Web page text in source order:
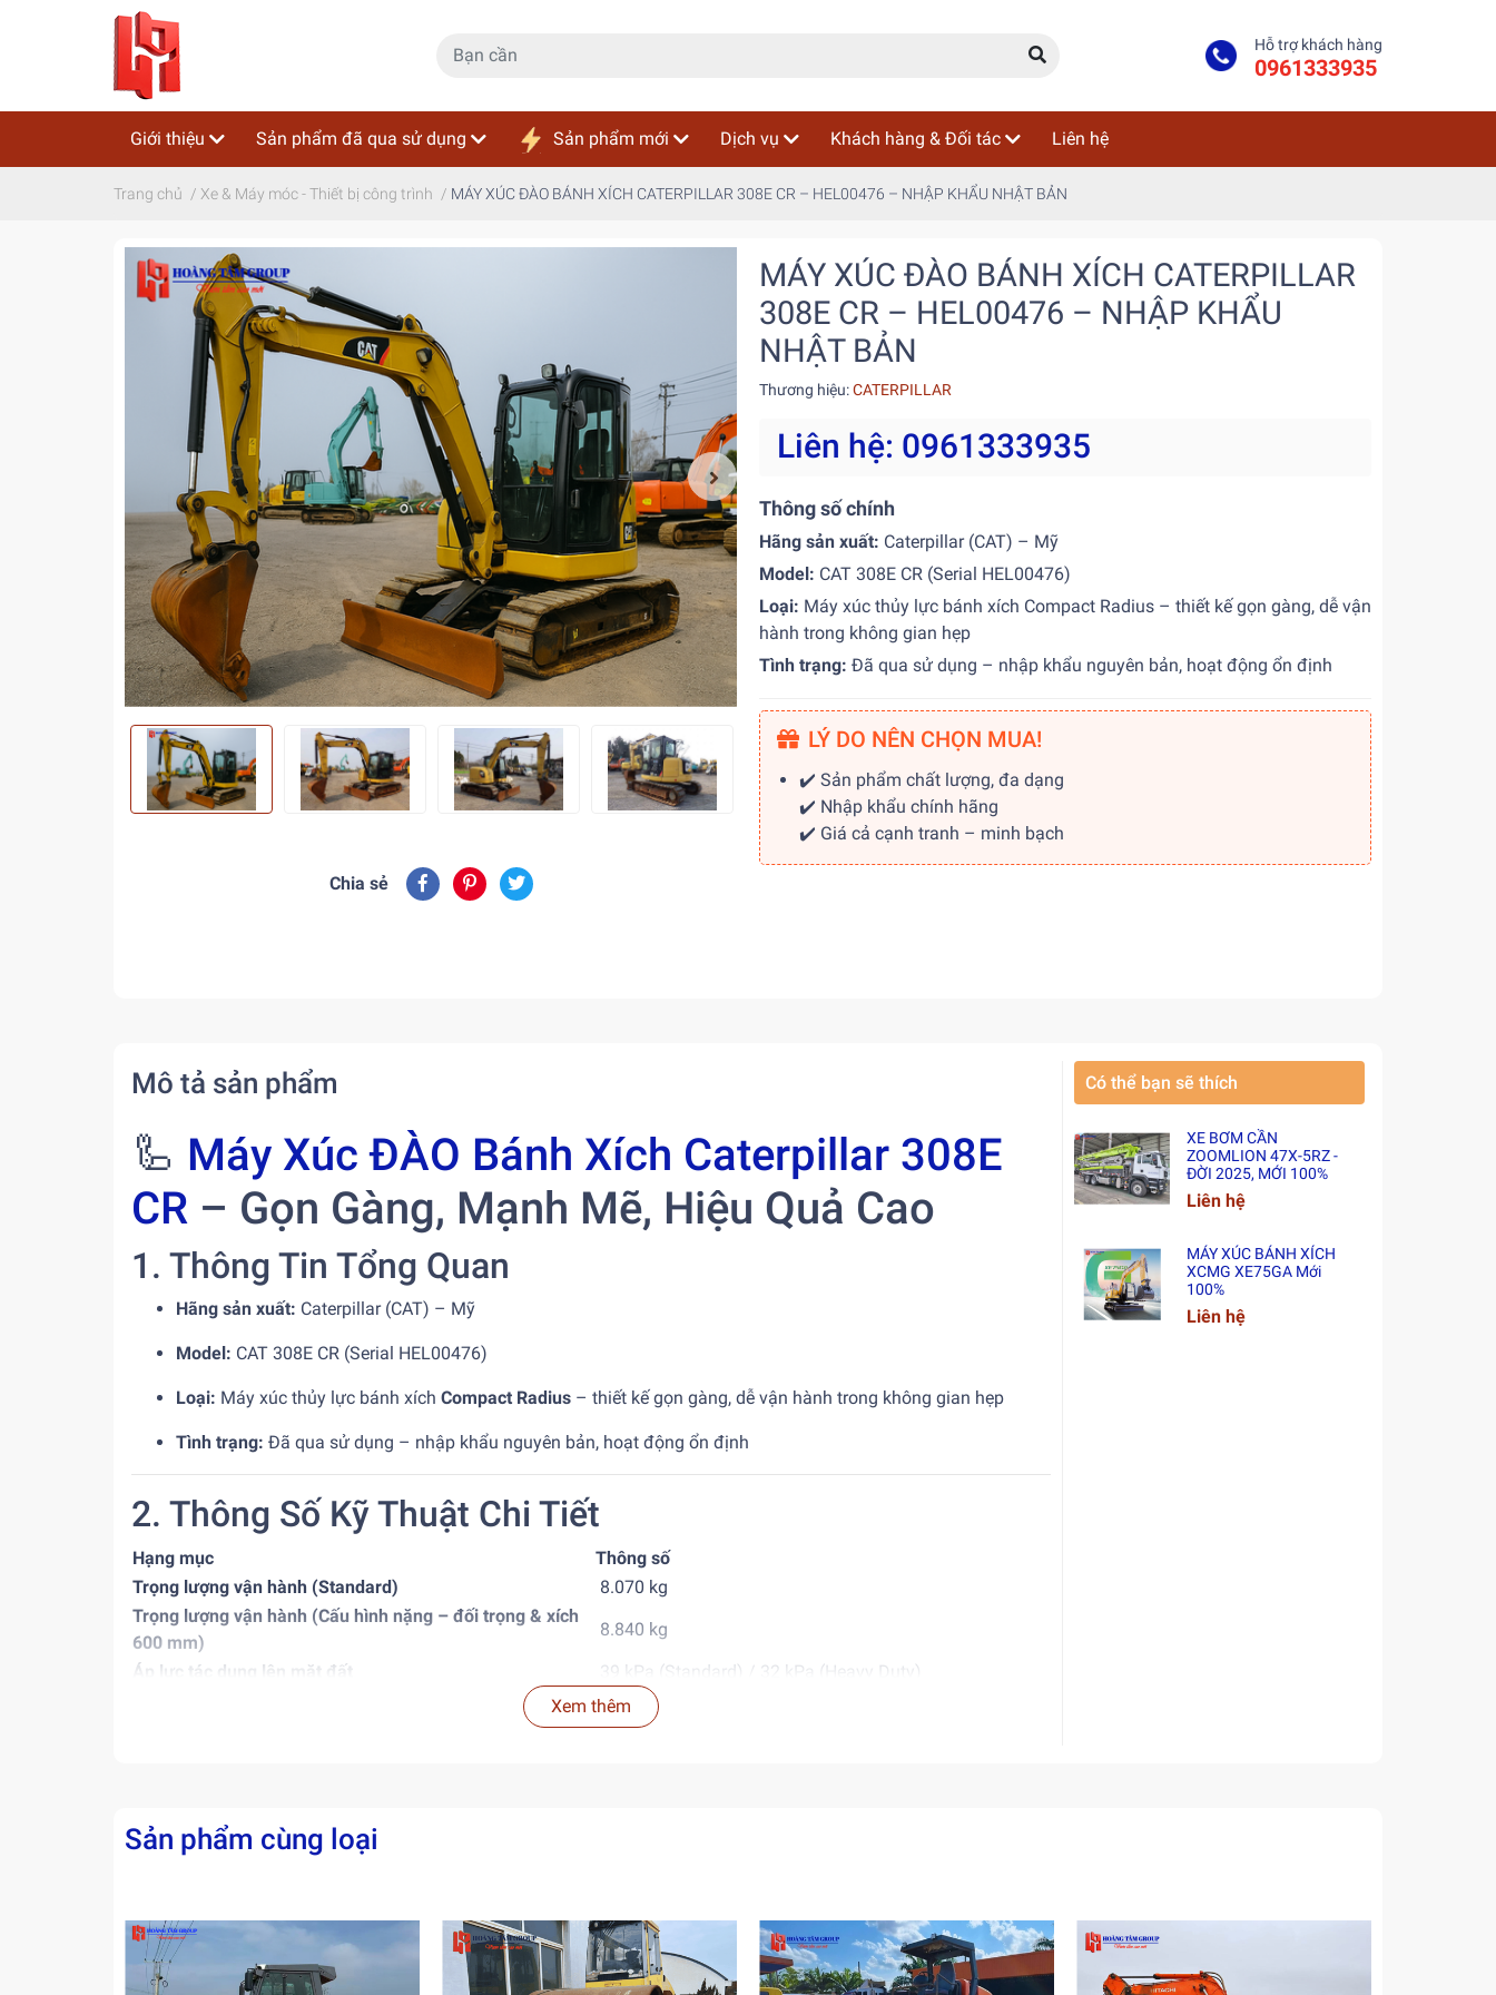
Hỗ trợ khách hàng
0961333935
Giới thiệu Sản phẩm đã qua sử dụng Sản phẩm mới Dịch vụ Khách hàng & Đối tác Liên hệ
Trang chủ / Xe & Máy móc - Thiết bị công trình / MÁY XÚC ĐÀO BÁNH XÍCH CATERPILLAR 308E CR – HEL00476 – NHẬP KHẨU NHẬT BẢN
Chia sẻ
MÁY XÚC ĐÀO BÁNH XÍCH CATERPILLAR
308E CR – HEL00476 – NHẬP KHẨU
NHẬT BẢN
Thương hiệu:CATERPILLAR
Liên hệ: 0961333935
Thông số chính
Hãng sản xuất: Caterpillar (CAT) – Mỹ
Model: CAT 308E CR (Serial HEL00476)
Loại: Máy xúc thủy lực bánh xích Compact Radius – thiết kế gọn gàng, dễ vận
hành trong không gian hẹp
Tình trạng: Đã qua sử dụng – nhập khẩu nguyên bản, hoạt động ổn định
LÝ DO NÊN CHỌN MUA!
✔️ Sản phẩm chất lượng, đa dạng
✔️ Nhập khẩu chính hãng
✔️ Giá cả cạnh tranh – minh bạch
Mô tả sản phẩm
🦾 Máy Xúc ĐÀO Bánh Xích Caterpillar 308E
CR – Gọn Gàng, Mạnh Mẽ, Hiệu Quả Cao
1. Thông Tin Tổng Quan
Hãng sản xuất: Caterpillar (CAT) – Mỹ
Model: CAT 308E CR (Serial HEL00476)
Loại: Máy xúc thủy lực bánh xích Compact Radius – thiết kế gọn gàng, dễ vận hành trong không gian hẹp
Tình trạng: Đã qua sử dụng – nhập khẩu nguyên bản, hoạt động ổn định
2. Thông Số Kỹ Thuật Chi Tiết
Hạng mục
Thông số
Trọng lượng vận hành (Standard)
8.070 kg
Trọng lượng vận hành (Cấu hình nặng – đối trọng & xích
600 mm)
8.840 kg
Áp lực tác dụng lên mặt đất
39 kPa (Standard) / 32 kPa (Heavy Duty)
5.760 kg (Standard) / 6.360 kg (Heavy Duty)
550 kg
Dung tích gầu tiêu chuẩn
3. Ưu Điểm Nổi Bật
✔️Thiết kế Compact Radius:
Dễ xoay trở, làm việc hiệu quả tại công trình chật hẹp như đô thị, đường sá, công trình
Xem thêm
Có thể bạn sẽ thích
XE BƠM CẦN
ZOOMLION 47X-5RZ -
ĐỜI 2025, MỚI 100%
Liên hệ
MÁY XÚC BÁNH XÍCH
XCMG XE75GA Mới
100%
Liên hệ
Sản phẩm cùng loại